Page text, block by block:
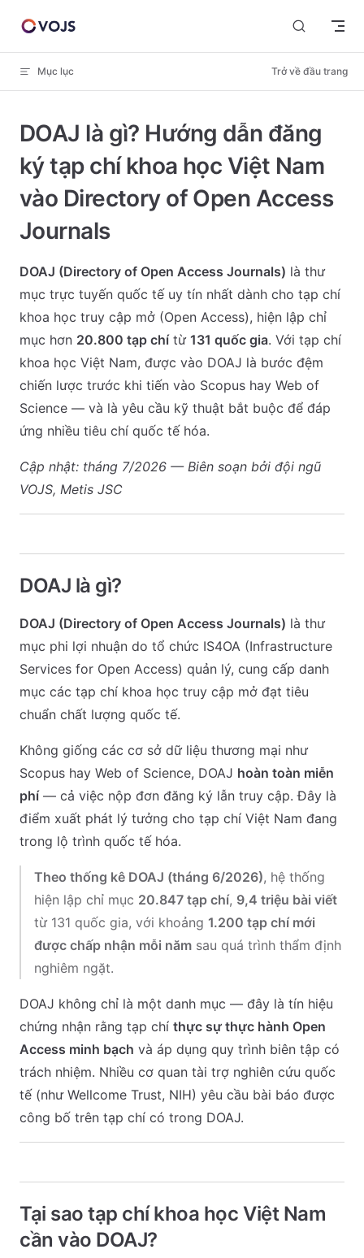
Skip to content
Mục lục Trở về đầu trang
DOAJ là gì? Hướng dẫn đăng
ký tạp chí khoa học Việt Nam
vào Directory of Open Access
Journals
DOAJ (Directory of Open Access Journals) là thư
mục trực tuyến quốc tế uy tín nhất dành cho tạp chí
khoa học truy cập mở (Open Access), hiện lập chỉ
mục hơn 20.800 tạp chítừ 131 quốc gia. Với tạp chí
khoa học Việt Nam, được vào DOAJ là bước đệm
chiến lược trước khi tiến vào Scopus hay Web of
Science — và là yêu cầu kỹ thuật bắt buộc để đáp
ứng nhiều tiêu chí quốc tế hóa.
Cập nhật: tháng 7/2026 — Biên soạn bởi đội ngũ
VOJS, Metis JSC
DOAJ là gì?
DOAJ (Directory of Open Access Journals) là thư
mục phi lợi nhuận do tổ chức IS4OA (Infrastructure
Services for Open Access) quản lý, cung cấp danh
mục các tạp chí khoa học truy cập mở đạt tiêu
chuẩn chất lượng quốc tế.
Không giống các cơ sở dữ liệu thương mại như
Scopus hay Web of Science, DOAJ hoàn toàn miễn
phí— cả việc nộp đơn đăng ký lẫn truy cập. Đây là
điểm xuất phát lý tưởng cho tạp chí Việt Nam đang
trong lộ trình quốc tế hóa.
Theo thống kê DOAJ (tháng 6/2026), hệ thống
hiện lập chỉ mục 20.847 tạp chí, 9,4 triệu bài viết
từ 131 quốc gia, với khoảng 1.200 tạp chí mới
được chấp nhận mỗi năm sau quá trình thẩm định
nghiêm ngặt.
DOAJ không chỉ là một danh mục — đây là tín hiệu
chứng nhận rằng tạp chí thực sự thực hành Open
Access minh bạch và áp dụng quy trình biên tập có
trách nhiệm. Nhiều cơ quan tài trợ nghiên cứu quốc
tế (như Wellcome Trust, NIH) yêu cầu bài báo được
công bố trên tạp chí có trong DOAJ.
Tại sao tạp chí khoa học Việt Nam
cần vào DOAJ?